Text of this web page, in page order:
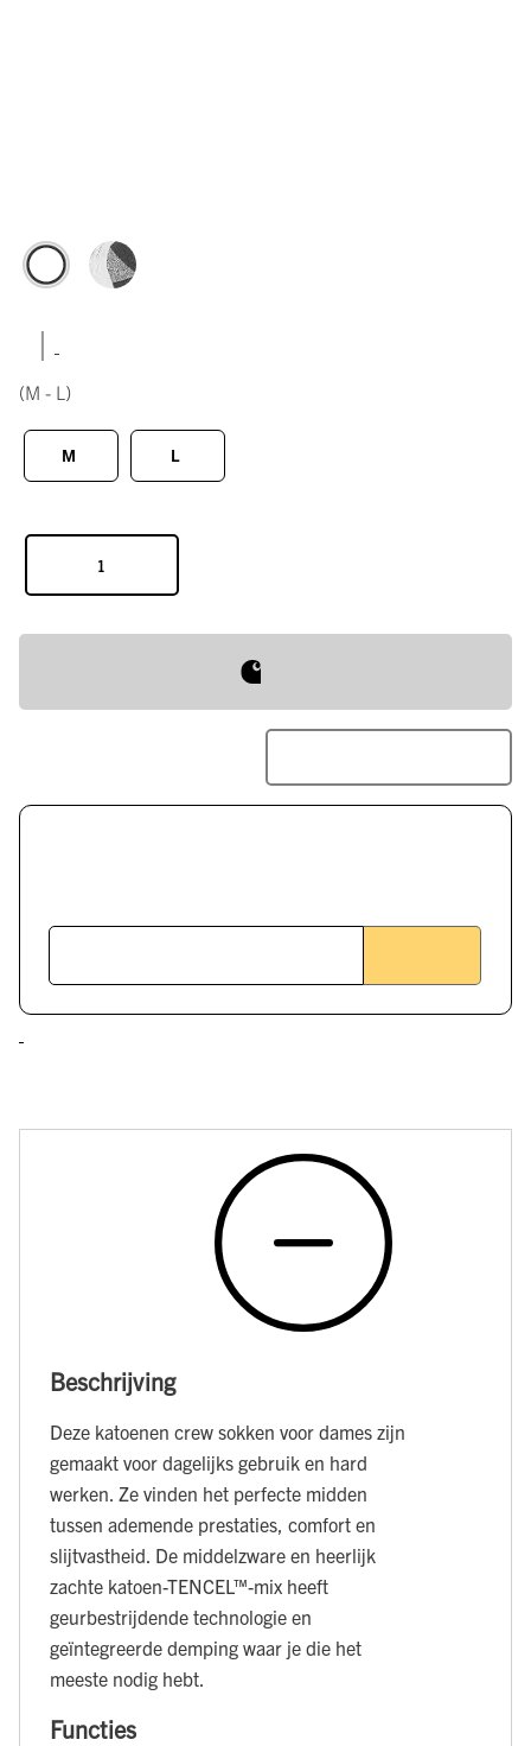
|
(M - L)
M L
Beschrijving
Deze katoenen crew sokken voor dames zijn
gemaakt voor dagelijks gebruik en hard
werken. Ze vinden het perfecte midden
tussen ademende prestaties, comfort en
slijtvastheid. De middelzware en heerlijk
zachte katoen-TENCEL™-mix heeft
geurbestrijdende technologie en
geïntegreerde demping waar je die het
meeste nodig hebt.
Functies